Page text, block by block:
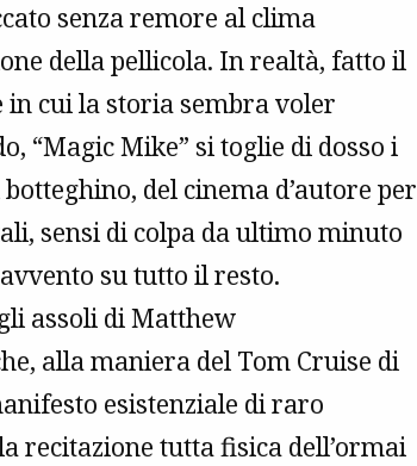
senza remore al clima
della pellicola. In realtà, fatto il
in cui la storia sembra voler
“Magic Mike” si toglie di dosso i
del cinema d’autore per
sensi di colpa da ultimo minuto
su tutto il resto.
assoli di Matthew
alla maniera del Tom Cruise di
esistenziale di raro
recitazione tutta fisica dell’ormai